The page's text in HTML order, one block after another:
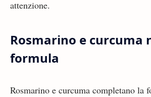
attenzione.
Rosmarino e curcuma
formula
Rosmarino e curcuma completano la